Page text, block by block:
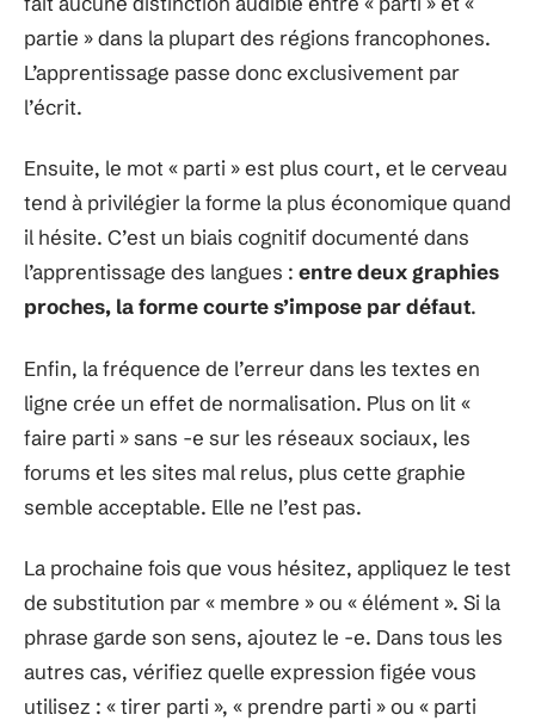
partie » dans la plupart des régions francophones.
L’apprentissage passe donc exclusivement par
l’écrit.
Ensuite, le mot « parti » est plus court, et le cerveau
tend à privilégier la forme la plus économique quand
il hésite. C’est un biais cognitif documenté dans
l’apprentissage des langues : entre deux graphies
proches, la forme courte s’impose par défaut.
Enfin, la fréquence de l’erreur dans les textes en
ligne crée un effet de normalisation. Plus on lit «
faire parti » sans -e sur les réseaux sociaux, les
forums et les sites mal relus, plus cette graphie
semble acceptable. Elle ne l’est pas.
La prochaine fois que vous hésitez, appliquez le test
de substitution par « membre » ou « élément ». Si la
phrase garde son sens, ajoutez le -e. Dans tous les
autres cas, vérifiez quelle expression figée vous
utilisez : « tirer parti », « prendre parti » ou « parti